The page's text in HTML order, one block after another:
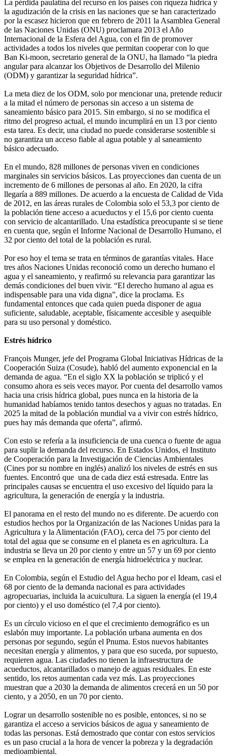
La pérdida paulatina del recurso en los países con riqueza hídrica y
la agudización de la crisis en las naciones que se han caracterizado
por la escasez hicieron que en febrero de 2011 la Asamblea General
de las Naciones Unidas (ONU) proclamara 2013 el Año
Internacional de la Esfera del Agua, con el fin de promover
actividades a todos los niveles que permitan cooperar con lo que
Ban Ki-moon, secretario general de la ONU, ha llamado “la piedra
angular para alcanzar los Objetivos de Desarrollo del Milenio
(ODM) y garantizar la seguridad hídrica”.
La meta diez de los ODM, solo por mencionar una, pretende reducir
a la mitad el número de personas sin acceso a un sistema de
saneamiento básico para 2015. Sin embargo, si no se modifica el
ritmo del progreso actual, el mundo incumplirá en un 13 por ciento
esta tarea. Es decir, una ciudad no puede considerarse sostenible si
no garantiza un acceso fiable al agua potable y al saneamiento
básico adecuado.
En el mundo, 828 millones de personas viven en condiciones
marginales sin servicios básicos. Las proyecciones dan cuenta de un
incremento de 6 millones de personas al año. En 2020, la cifra
llegaría a 889 millones. De acuerdo a la encuesta de Calidad de Vida
de 2012, en las áreas rurales de Colombia solo el 53,3 por ciento de
la población tiene acceso a acueductos y el 15,6 por ciento cuenta
con servicio de alcantarillado. Una estadística preocupante si se tiene
en cuenta que, según el Informe Nacional de Desarrollo Humano, el
32 por ciento del total de la población es rural.
Por eso hoy el tema se trata en términos de garantías vitales. Hace
tres años Naciones Unidas reconoció como un derecho humano el
agua y el saneamiento, y reafirmó su relevancia para garantizar las
demás condiciones del buen vivir. “El derecho humano al agua es
indispensable para una vida digna”, dice la proclama. Es
fundamental entonces que cada quien pueda disponer de agua
suficiente, saludable, aceptable, físicamente accesible y asequible
para su uso personal y doméstico.
Estrés hídrico
François Munger, jefe del Programa Global Iniciativas Hídricas de la
Cooperación Suiza (Cosude), habló del aumento exponencial en la
demanda de agua. “En el siglo XX la población se triplicó y el
consumo ahora es seis veces mayor. Por cuenta del desarrollo vamos
hacia una crisis hídrica global, pues nunca en la historia de la
humanidad habíamos tenido tantos desechos y aguas no tratadas. En
2025 la mitad de la población mundial va a vivir con estrés hídrico,
pues hay más demanda que oferta”, afirmó.
Con esto se refería a la insuficiencia de una cuenca o fuente de agua
para suplir la demanda del recurso. En Estados Unidos, el Instituto
de Cooperación para la Investigación de Ciencias Ambientales
(Cines por su nombre en inglés) analizó los niveles de estrés en sus
fuentes. Encontró que una de cada diez está estresada. Entre las
principales causas se encuentra el uso excesivo del líquido para la
agricultura, la generación de energía y la industria.
El panorama en el resto del mundo no es diferente. De acuerdo con
estudios hechos por la Organización de las Naciones Unidas para la
Agricultura y la Alimentación (FAO), cerca del 75 por ciento del
total del agua que se consume en el planeta es en agricultura. La
industria se lleva un 20 por ciento y entre un 57 y un 69 por ciento
se emplea en la generación de energía hidroeléctrica y nuclear.
En Colombia, según el Estudio del Agua hecho por el Ideam, casi el
68 por ciento de la demanda nacional es para actividades
agropecuarias, incluida la acuicultura. La siguen la energía (el 19,4
por ciento) y el uso doméstico (el 7,4 por ciento).
Es un círculo vicioso en el que el crecimiento demográfico es un
eslabón muy importante. La población urbana aumenta en dos
personas por segundo, según el Pnuma. Estos nuevos habitantes
necesitan energía y alimentos, y para que eso suceda, por supuesto,
requieren agua. Las ciudades no tienen la infraestructura de
acueductos, alcantarillados o manejo de aguas residuales. En este
sentido, los retos aumentan cada vez más. Las proyecciones
muestran que a 2030 la demanda de alimentos crecerá en un 50 por
ciento, y a 2050, en un 70 por ciento.
Lograr un desarrollo sostenible no es posible, entonces, si no se
garantiza el acceso a servicios básicos de agua y saneamiento de
todas las personas. Está demostrado que contar con estos servicios
es un paso crucial a la hora de vencer la pobreza y la degradación
medioambiental.